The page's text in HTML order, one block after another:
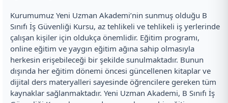
Kurumumuz Yeni Uzman Akademi’nin sunmuş olduğu B
Sınıfı İş Güvenliği Kursu, az tehlikeli ve tehlikeli iş yerlerinde
çalışan kişiler için oldukça önemlidir. Eğitim programı,
online eğitim ve yaygın eğitim ağına sahip olmasıyla
herkesin erişebileceği bir şekilde sunulmaktadır. Bunun
dışında her eğitim dönemi öncesi güncellenen kitaplar ve
dijital ders materyalleri sayesinde öğrencilere gereken tüm
kaynaklar sağlanmaktadır. Yeni Uzman Akademi, B Sınıfı İş